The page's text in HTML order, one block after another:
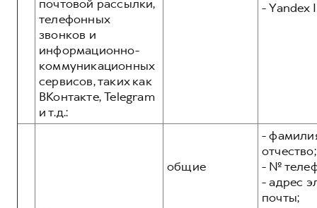
почтовой рассылки,
телефонных
звонков и
информационно-
коммуникационных
сервисов, таких как
ВКонтакте, Telegram
и т.д.:
- Yandex
общие
-
отчество;
- №
- адрес
почты;